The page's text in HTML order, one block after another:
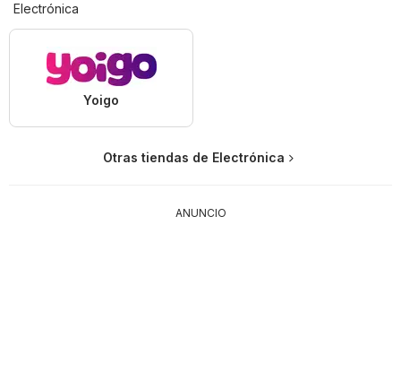
Electrónica
Yoigo
Otras tiendas de Electrónica
ANUNCIO